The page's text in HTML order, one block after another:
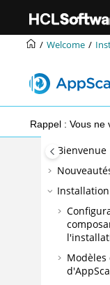
Welcome
Rappel : Vous ne
Bienvenue
Installation
d'